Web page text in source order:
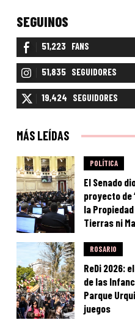
SEGUINOS
51,223 FANS
51,835 SEGUIDORES
19,424 SEGUIDORES
MÁS LEÍDAS
POLÍTICA
El Senado
proyecto de
la
Tierras ni
ROSARIO
ReDi 2026:
de las
Parque
juegos